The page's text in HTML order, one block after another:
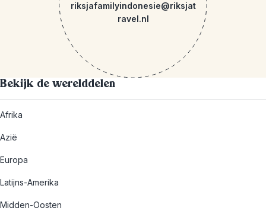
riksjafamilyindonesie@riksjat
ravel.nl
Bekijk de werelddelen
Afrika
Azië
Europa
Latijns-Amerika
Midden-Oosten